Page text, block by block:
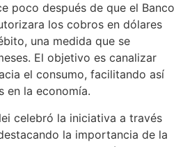
poco después de que el Banco
los cobros en dólares
una medida que se
El objetivo es canalizar
el consumo, facilitando así
en la economía.
celebró la iniciativa a través
la importancia de la